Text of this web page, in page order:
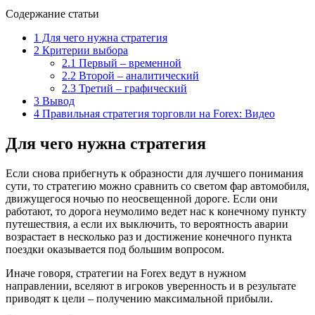
Содержание статьи
1 Для чего нужна стратегия
2 Критерии выбора
2.1 Первый – временной
2.2 Второй – аналитический
2.3 Третий – графический
3 Вывод
4 Правильная стратегия торговли на Forex: Видео
Для чего нужна стратегия
Если снова прибегнуть к образности для лучшего понимания
сути, то стратегию можно сравнить со светом фар автомобиля,
движущегося ночью по неосвещенной дороге. Если они
работают, то дорога неумолимо ведет нас к конечному пункту
путешествия, а если их выключить, то вероятность аварии
возрастает в несколько раз и достижение конечного пункта
поездки оказывается под большим вопросом.
Иначе говоря, стратегии на Forex ведут в нужном
направлении, вселяют в игроков уверенность и в результате
приводят к цели – получению максимальной прибыли.